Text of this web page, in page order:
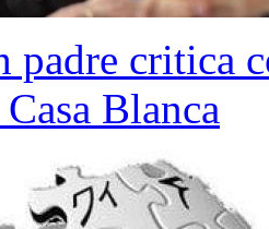
padre critica
Blanca